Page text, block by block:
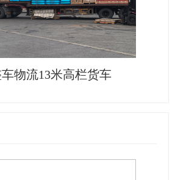
物流13米高栏货车